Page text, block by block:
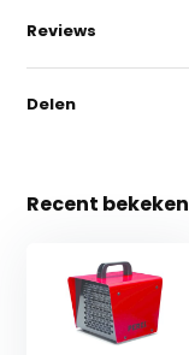
Reviews
Delen
Recent bekeken